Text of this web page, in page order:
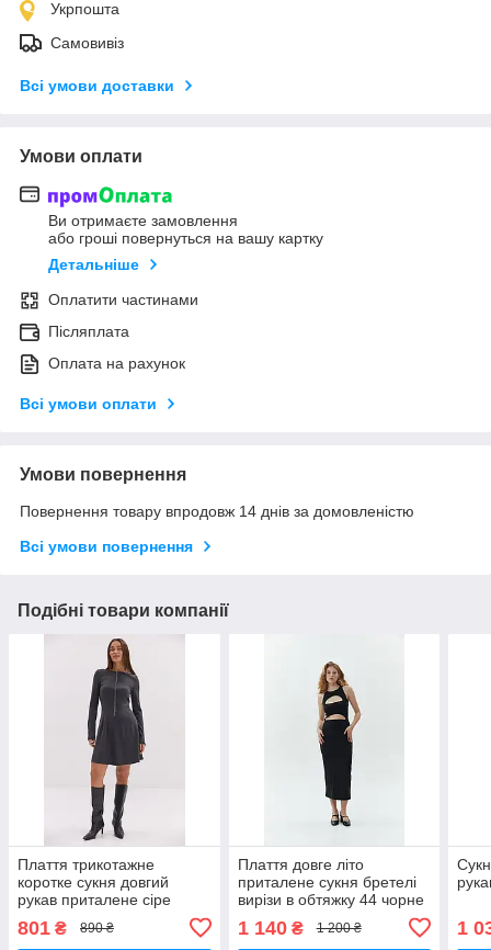
Укрпошта
Самовивіз
Всі умови доставки
Умови оплати
Ви отримаєте замовлення
або гроші повернуться на вашу картку
Детальніше
Оплатити частинами
Післяплата
Оплата на рахунок
Всі умови оплати
Умови повернення
Повернення товару впродовж 14 днів за домовленістю
Всі умови повернення
Подібні товари компанії
Плаття трикотажне
коротке сукня довгий
рукав приталене сіре
801 ₴ 890 ₴
Плаття довге літо
приталене сукня бретелі
вирізи в обтяжку 44 чорне
1 140₴ 1 200 ₴ 1